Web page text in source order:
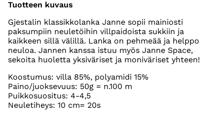
Tuotteen kuvaus
Gjestalin klassikkolanka Janne sopii mainiosti
paksumpiin neuletöihin villpaidoista sukkiin ja
kaikkeen sillä välillä. Lanka on pehmeää ja helppo
neuloa. Jannen kanssa istuu myös Janne Space,
sekoita huoletta yksiväriset ja moniväriset yhteen!
Koostumus: villa 85%, polyamidi 15%
Paino/juoksevuus: 50g = n.100 m
Puikkosuositus: 4-4,5
Neuletiheys: 10 cm= 20s